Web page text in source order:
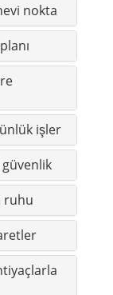
nokta
işler
ruhu